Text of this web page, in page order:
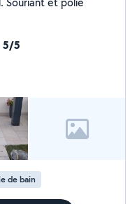
5/5
de bain